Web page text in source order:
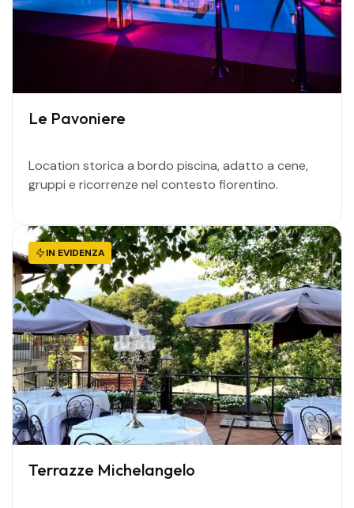
Le Pavoniere
Location storica a bordo piscina, adatto a cene,
gruppi e ricorrenze nel contesto fiorentino.
IN EVIDENZA
Terrazze Michelangelo